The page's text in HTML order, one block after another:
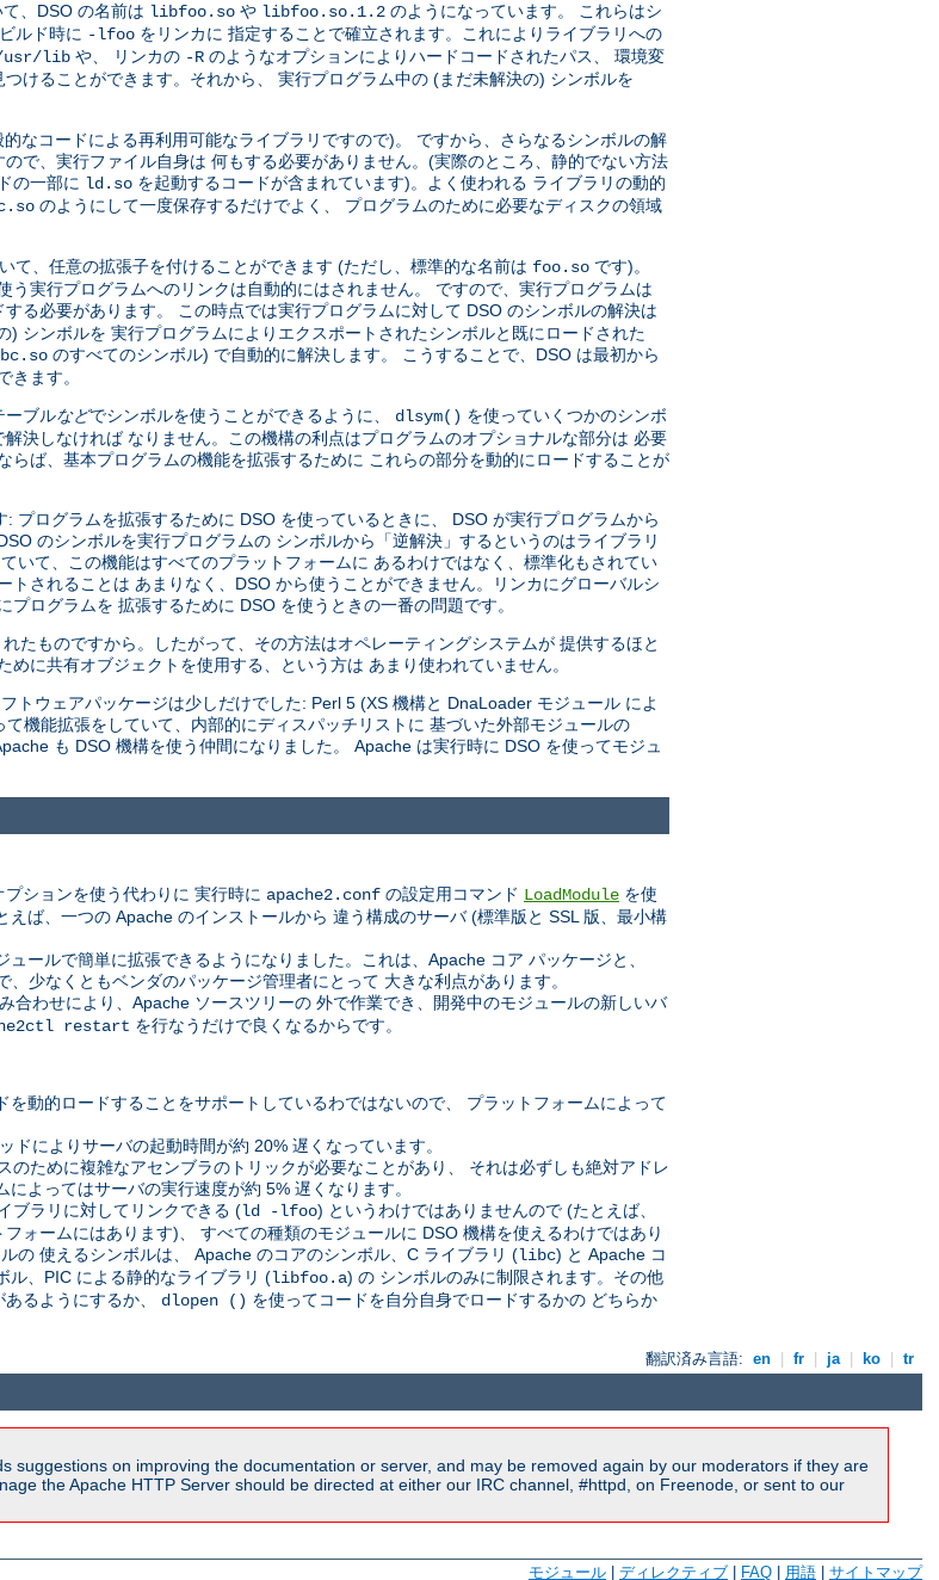
、DSO の名前は libfoo.so や libfoo.so.1.2 のようになっています。 これらはシ
ルド時に -lfoo をリンカに 指定することで確立されます。これによりライブラリへの
lib や、 リンカの -R のようなオプションによりハードコードされたパス、 環境変
つけることができます。それから、 実行プログラム中の (まだ未解決の) シンボルを
なコードによる再利用可能なライブラリですので)。 ですから、さらなるシンボルの解
で、実行ファイル自身は 何もする必要がありません。(実際のところ、静的でない方法
の一部に ld.so を起動するコードが含まれています)。よく使われる ライブラリの動的
のようにして一度保存するだけでよく、 プログラムのために必要なディスクの領域
て、任意の拡張子を付けることができます (ただし、標準的な名前は foo.so です)。
実行プログラムへのリンクは自動的にはされません。 ですので、実行プログラムは
る必要があります。 この時点では実行プログラムに対して DSO のシンボルの解決は
シンボルを 実行プログラムによりエクスポートされたシンボルと既にロードされた
のすべてのシンボル) で自動的に解決します。 こうすることで、DSO は最初から
きます。
ーブルなどでシンボルを使うことができるように、 dlsym() を使っていくつかのシンボ
決しなければ なりません。この機構の利点はプログラムのオプショナルな部分は 必要
ば、基本プログラムの機能を拡張するために これらの部分を動的にロードすることが
ログラムを拡張するために DSO を使っているときに、 DSO が実行プログラムから
のシンボルを実行プログラムの シンボルから「逆解決」するというのはライブラリ
て、この機能はすべてのプラットフォームに あるわけではなく、標準化もされてい
されることは あまりなく、DSO から使うことができません。リンカにグローバルシ
ログラムを 拡張するために DSO を使うときの一番の問題です。
たものですから。したがって、その方法はオペレーティングシステムが 提供するほと
に共有オブジェクトを使用する、という方は あまり使われていません。
ウェアパッケージは少しだけでした: Perl 5 (XS 機構と DnaLoader モジュール によ
機能拡張をしていて、内部的にディスパッチリストに 基づいた外部モジュールの
も DSO 機構を使う仲間になりました。 Apache は実行時に DSO を使ってモジュ
プションを使う代わりに 実行時に apache2.conf の設定用コマンド LoadModule を使
ば、一つの Apache のインストールから 違う構成のサーバ (標準版と SSL 版、最小構
ールで簡単に拡張できるようになりました。これは、Apache コア パッケージと、
少なくともベンダのパッケージ管理者にとって 大きな利点があります。
合わせにより、Apache ソースツリーの 外で作業でき、開発中のモジュールの新しいバ
restart を行なうだけで良くなるからです。
動的ロードすることをサポートしているわではないので、 プラットフォームによって
によりサーバの起動時間が約 20% 遅くなっています。
ために複雑なアセンブラのトリックが必要なことがあり、 それは必ずしも絶対アドレ
よってはサーバの実行速度が約 5% 遅くなります。
ブラリに対してリンクできる (ld -lfoo) というわけではありませんので (たとえば、
ォームにはあります)、 すべての種類のモジュールに DSO 機構を使えるわけではあり
の 使えるシンボルは、 Apache のコアのシンボル、C ライブラリ (libc) と Apache コ
ル、PIC による静的なライブラリ (libfoo.a) の シンボルのみに制限されます。その他
るようにするか、 dlopen () を使ってコードを自分自身でロードするかの どちらか
翻訳済み言語: en fr ja ko tr
suggestions on improving the documentation or server, and may be removed again by our moderators if they are
the Apache HTTP Server should be directed at either our IRC channel, #httpd, on Freenode, or sent to our
モジュール | ディレクティブ | FAQ | 用語 | サイトマップ